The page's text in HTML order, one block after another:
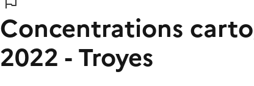
Concentrations
2022 - Troyes